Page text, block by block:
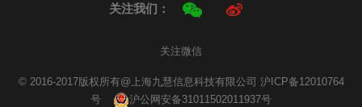
关注我们：
关注微信
© 2016-2017版权所有@上海九慧信息科技有限公司 沪ICP备12010764
号
沪公网安备31011502011937号